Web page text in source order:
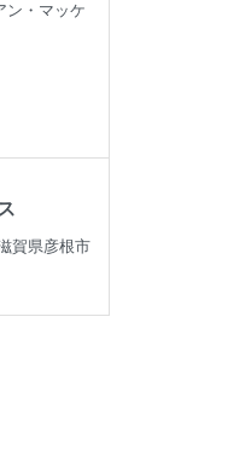
ン・マッケ
賀県彦根市